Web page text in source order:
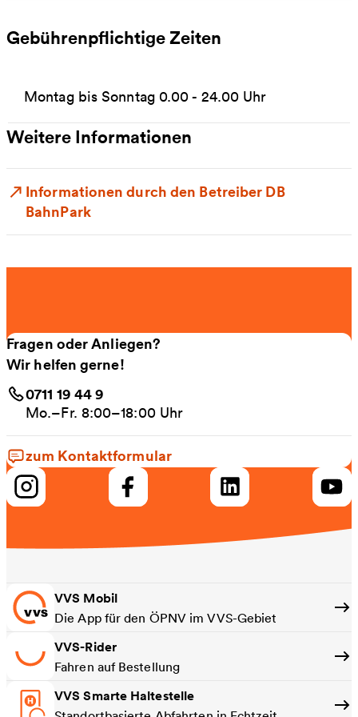
Gebührenpflichtige Zeiten
Montag bis Sonntag 0.00 - 24.00 Uhr
Weitere Informationen
Informationen durch den Betreiber DB
BahnPark
Fragen oder Anliegen?
Wir helfen gerne!
0711 19 44 9
Mo.–Fr. 8:00–18:00 Uhr
zum Kontaktformular
VVS Mobil
Die App für den ÖPNV im VVS-Gebiet
VVS-Rider
Fahren auf Bestellung
VVS Smarte Haltestelle